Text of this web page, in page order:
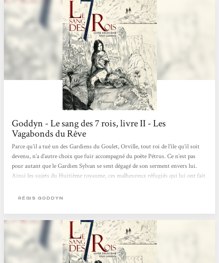
Goddyn - Le sang des 7 rois, livre II - Les
Vagabonds du Rêve
Parce qu’il a tué un des Gardiens du Goulet, Orville, tout roi de l’île qu’il soit
devenu, n’a d’autre choix que fuir accompagné du poète Pétrus. Ce n’est pas
pour autant que le Gardien Sylvan se sent dégagé de son serment envers lui.
Ainsi les sujets du Huitième royaume, ces malheureux réfugiés qui lui ont fait
d’autant plus besoin que Lothar va débarquer avec d’autres gardiens à la fois
RÉGIS GODDYN